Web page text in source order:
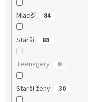
Mladší 84
Starší 88
Teenagery 0
Starší ženy 30